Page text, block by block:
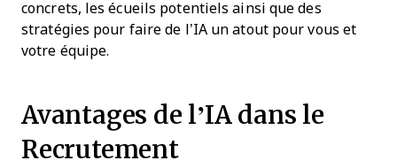
concrets, les écueils potentiels ainsi que des
stratégies pour faire de l’IA un atout pour vous et
votre équipe.
Avantages de l’IA dans le
Recrutement